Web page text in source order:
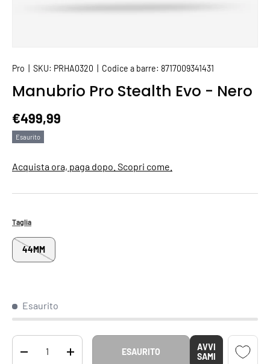
Pro SKU: PRHA0320 Codice a barre: 8717009341431
Manubrio Pro Stealth Evo - Nero
Prezzo normale
€499,99
Esaurito
Acquista ora, paga dopo. Scopri come.
Taglia
44MM
Esaurito
Q.tà
DIMINUIRE LA QUANTITÀAUMENTA LA QUANTITÀ
ESAURITO
AVVI
SAMI